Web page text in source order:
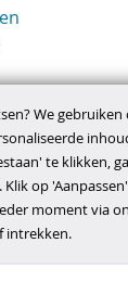
We
te klikken,
op
moment via
intrekken.